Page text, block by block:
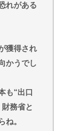
れがある
獲得され
かうでし
も“出口
務省と
ね。